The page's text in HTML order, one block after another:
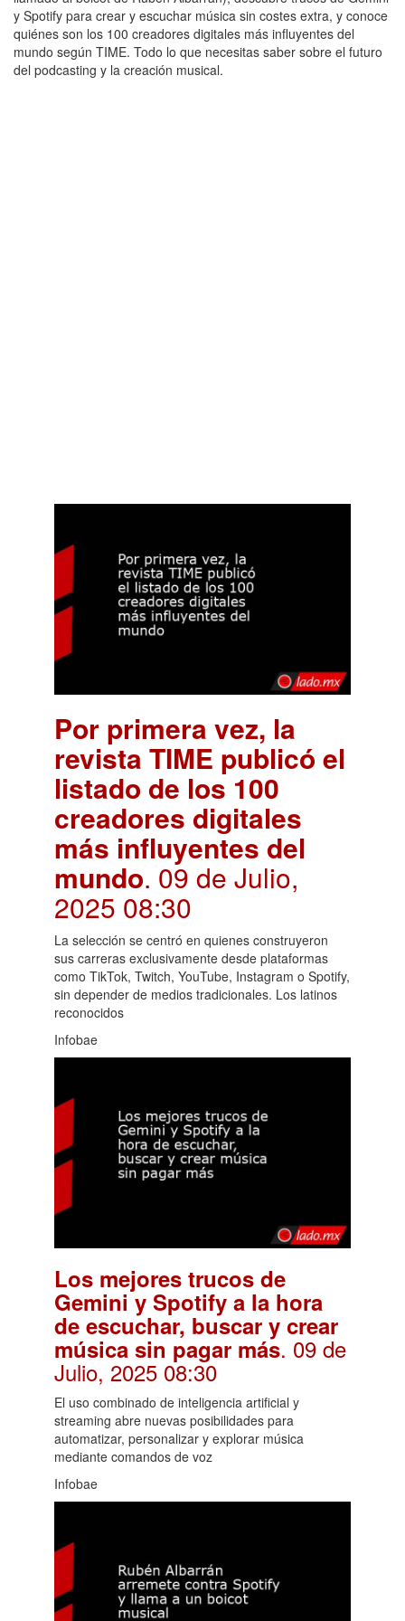
y Spotify para crear y escuchar música sin costes extra, y conoce
quiénes son los 100 creadores digitales más influyentes del
mundo según TIME. Todo lo que necesitas saber sobre el futuro
del podcasting y la creación musical.
Por primera vez, la
revista TIME publicó el
listado de los 100
creadores digitales
más influyentes del
mundo. 09 de Julio,
2025 08:30
La selección se centró en quienes construyeron
sus carreras exclusivamente desde plataformas
como TikTok, Twitch, YouTube, Instagram o Spotify,
sin depender de medios tradicionales. Los latinos
reconocidos
Infobae
Los mejores trucos de
Gemini y Spotify a la hora
de escuchar, buscar y crear
música sin pagar más. 09 de
Julio, 2025 08:30
El uso combinado de inteligencia artificial y
streaming abre nuevas posibilidades para
automatizar, personalizar y explorar música
mediante comandos de voz
Infobae